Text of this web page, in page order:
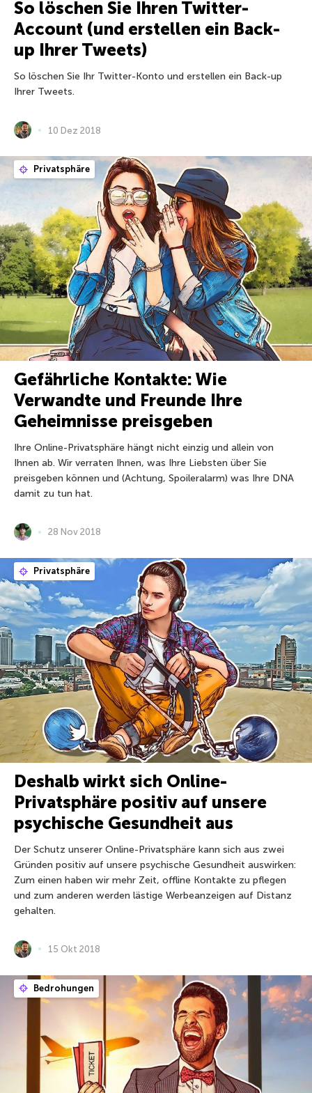
So löschen Sie Ihren Twitter-
Account (und erstellen ein Back-
up Ihrer Tweets)
So löschen Sie Ihr Twitter-Konto und erstellen ein Back-up
Ihrer Tweets.
10 Dez 2018
Privatsphäre
Gefährliche Kontakte: Wie
Verwandte und Freunde Ihre
Geheimnisse preisgeben
Ihre Online-Privatsphäre hängt nicht einzig und allein von
Ihnen ab. Wir verraten Ihnen, was Ihre Liebsten über Sie
preisgeben können und (Achtung, Spoileralarm) was Ihre DNA
damit zu tun hat.
28 Nov 2018
Privatsphäre
Deshalb wirkt sich Online-
Privatsphäre positiv auf unsere
psychische Gesundheit aus
Der Schutz unserer Online-Privatsphäre kann sich aus zwei
Gründen positiv auf unsere psychische Gesundheit auswirken:
Zum einen haben wir mehr Zeit, offline Kontakte zu pflegen
und zum anderen werden lästige Werbeanzeigen auf Distanz
gehalten.
15 Okt 2018
Bedrohungen